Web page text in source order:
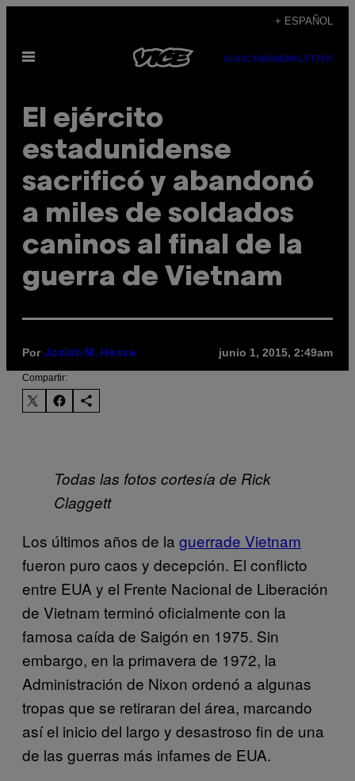
contenido
+ ESPAÑOL
Abrir
SUBSCRIBENEWSLETTER
El ejército
estadunidense
sacrificó y abandonó
a miles de soldados
caninos al final de la
guerra de Vietnam
Por Josiah M. Hesse junio 1, 2015, 2:49am
Compartir:
Todas las fotos cortesía de Rick
Claggett
Los últimos años de la guerrade Vietnam
fueron puro caos y decepción. El conflicto
entre EUA y el Frente Nacional de Liberación
de Vietnam terminó oficialmente con la
famosa caída de Saigón en 1975. Sin
embargo, en la primavera de 1972, la
Administración de Nixon ordenó a algunas
tropas que se retiraran del área, marcando
así el inicio del largo y desastroso fin de una
de las guerras más infames de EUA.